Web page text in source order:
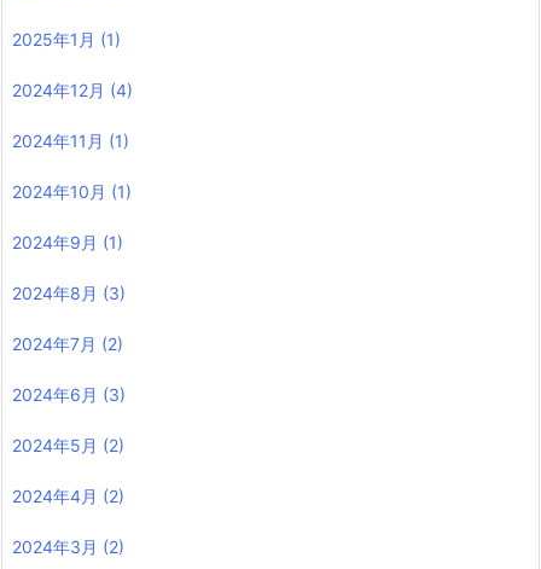
2025年1月 (1)
2024年12月 (4)
2024年11月 (1)
2024年10月 (1)
2024年9月 (1)
2024年8月 (3)
2024年7月 (2)
2024年6月 (3)
2024年5月 (2)
2024年4月 (2)
2024年3月 (2)